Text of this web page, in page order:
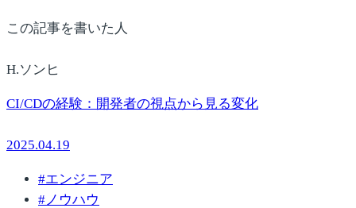
この記事を書いた人
H.ソンヒ
CI/CDの経験：開発者の視点から見る変化
2025.04.19
#エンジニア
# ノウハウ